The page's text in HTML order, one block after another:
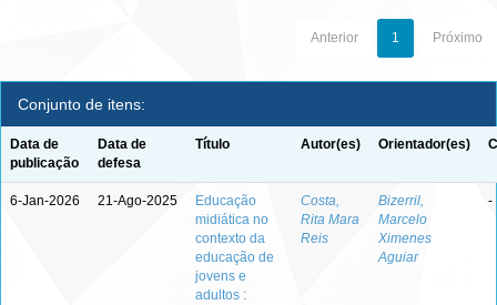
Anterior 1 Próximo
Conjunto de itens:
Data de
publicação
Data de
defesa
Título Autor(es) Orientador(es)
6-Jan-2026 21-Ago-2025
Educação
midiática no
contexto da
educação de
jovens e
adultos :
Costa,
Rita Mara
Reis
Bizerril,
Marcelo
Ximenes
Aguiar
-